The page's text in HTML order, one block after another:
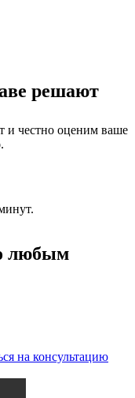
решают
и честно оценим ваше
любым
на консультацию